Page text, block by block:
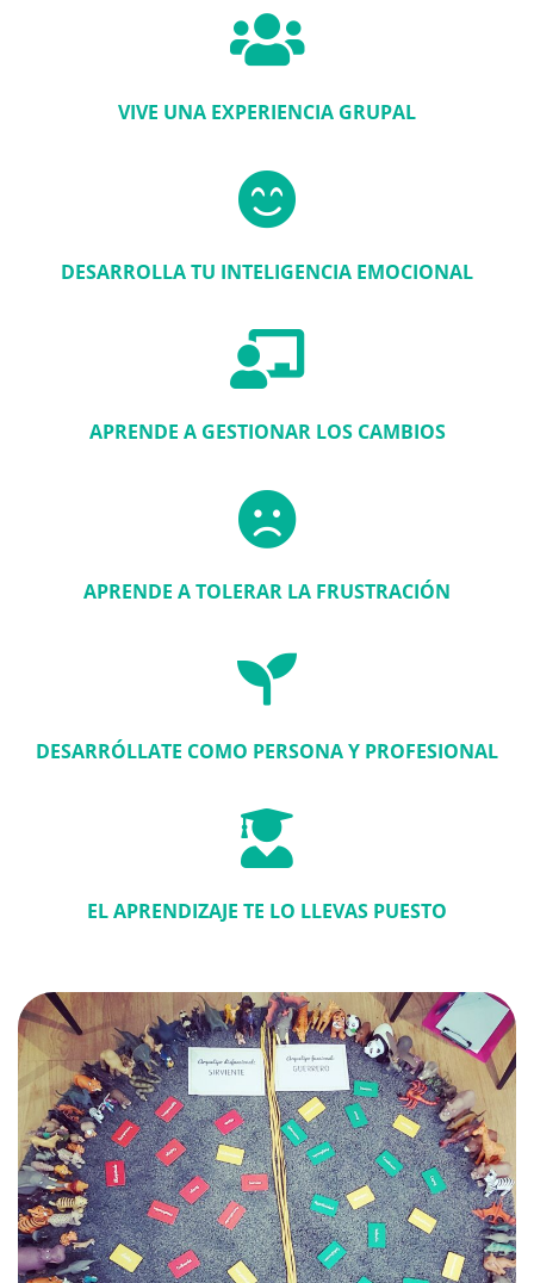
VIVE UNA EXPERIENCIA GRUPAL
DESARROLLA TU INTELIGENCIA EMOCIONAL
APRENDE A GESTIONAR LOS CAMBIOS
APRENDE A TOLERAR LA FRUSTRACIÓN
DESARRÓLLATE COMO PERSONA Y PROFESIONAL
EL APRENDIZAJE TE LO LLEVAS PUESTO